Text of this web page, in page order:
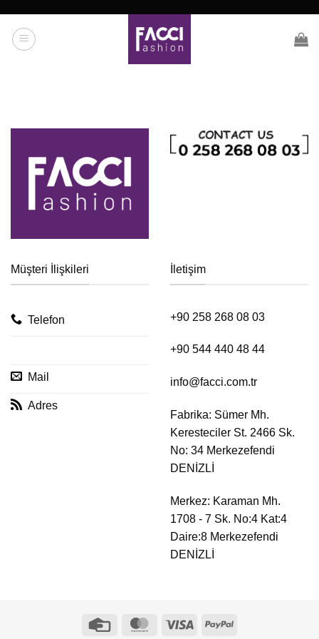
Müşteri İlişkileri
Telefon
Mail
Adres
İletişim
+90 258 268 08 03
+90 544 440 48 44
info@facci.com.tr
Fabrika: Sümer Mh.
Keresteciler St. 2466 Sk.
No: 34 Merkezefendi
DENİZLİ
Merkez: Karaman Mh.
1708 - 7 Sk. No:4 Kat:4
Daire:8 Merkezefendi
DENİZLİ